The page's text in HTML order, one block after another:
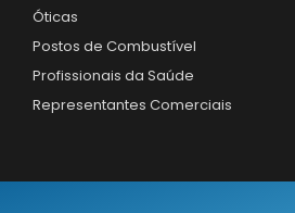
Óticas
Postos de Combustível
Profissionais da Saúde
Representantes Comerciais